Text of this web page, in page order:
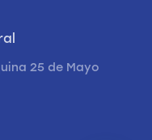
25 de Mayo